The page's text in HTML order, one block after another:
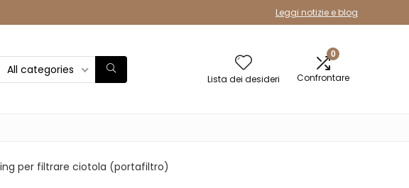
Leggi notizie e blog
All categories
Lista dei desideri
0
Confrontare
per filtrare ciotola (portafiltro)